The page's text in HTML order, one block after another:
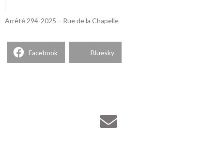
Arrêté 294-2025 – Rue de la Chapelle
Facebook Bluesky